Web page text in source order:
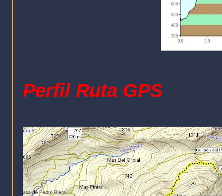
Perfil Ruta GPS